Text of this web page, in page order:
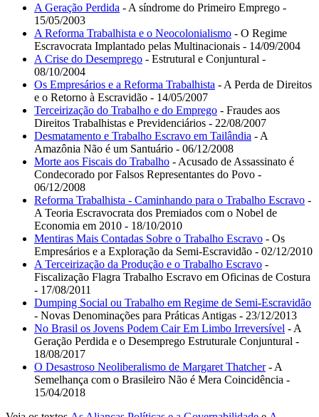
A Geração Perdida - A síndrome do Primeiro Emprego -
15/05/2003
A Reforma Trabalhista e o Neocolonialismo - O Regime
Escravocrata Implantado pelas Multinacionais - 14/09/2004
A Crise do Desemprego - Estrutural e Conjuntural -
08/10/2004
Os Empresários e a Reforma Trabalhista - A Perda de Direitos
e o Retorno à Escravidão - 14/05/2007
Terceirização do Trabalho e do Emprego - Fraudes aos
Direitos Trabalhistas e Previdenciários - 22/08/2007
Desmatamento e Trabalho Escravo em Tailândia - A
Amazônia Não é um Santuário - 06/12/2008
Morte aos Fiscais do Trabalho - Acusado de Assassinato é
Condecorado por Falsos Representantes do Povo -
06/12/2008
Reforma Trabalhista - Caminhando para o Trabalho Escravo -
A Teoria Escravocrata dos Premiados com o Nobel de
Economia em 2010 - 18/10/2010
Mentiras Mais Contadas Sobre o Trabalho Escravo - Os
Empresários e a Exploração da Semi-Escravidão - 02/12/2010
A Terceirização da Produção e o Trabalho Escravo -
Fiscalização Flagra Trabalho Escravo em Oficinas de Costura
- 17/08/2011
Dumping Social ou Trabalho em Regime de Semi-Escravidão
- Novas Denominações para Práticas Antigas - 23/12/2013
No Brasil os Jovens Podem Cair Em Limbo Irreversível - A
Geração Perdida e o Desemprego Estruturale Conjuntural -
18/08/2017
O Desastroso Neoliberalismo de Margaret Thatcher- A
Semelhança com o Brasileiro Não é Mera Coincidência -
15/04/2018